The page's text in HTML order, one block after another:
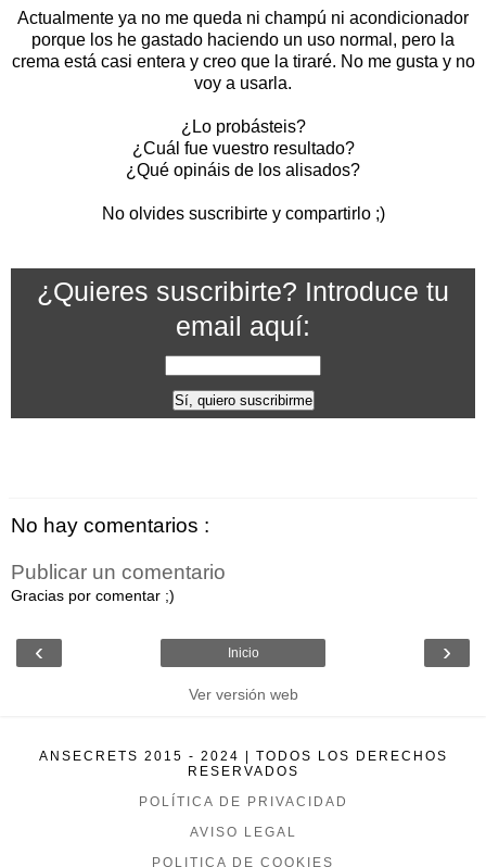
Actualmente ya no me queda ni champú ni acondicionador
porque los he gastado haciendo un uso normal, pero la
crema está casi entera y creo que la tiraré. No me gusta y no
voy a usarla.
¿Lo probásteis?
¿Cuál fue vuestro resultado?
¿Qué opináis de los alisados?
No olvides suscribirte y compartirlo ;)
¿Quieres suscribirte? Introduce tu
email aquí:
No hay comentarios :
Publicar un comentario
Gracias por comentar ;)
‹ ›
Inicio
Ver versión web
ANSECRETS 2015 - 2024 | TODOS LOS DERECHOS
RESERVADOS
POLÍTICA DE PRIVACIDAD
AVISO LEGAL
POLITICA DE COOKIES